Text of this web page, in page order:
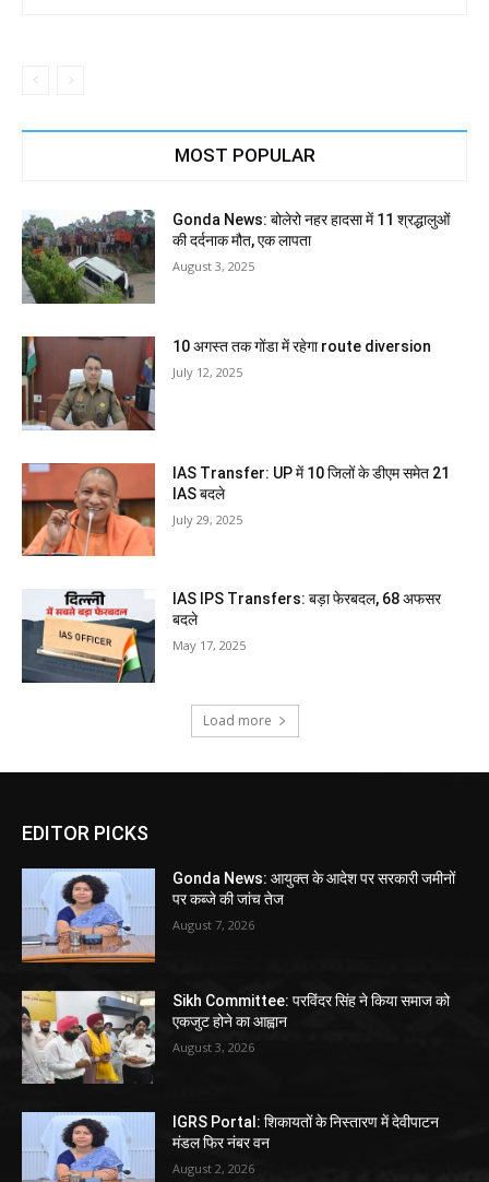
MOST POPULAR
Gonda News: बोलेरो नहर हादसा में 11 श्रद्धालुओं
की दर्दनाक मौत, एक लापता
August 3, 2025
10 अगस्त तक गोंडा में रहेगा route diversion
July 12, 2025
IAS Transfer: UP में 10 जिलों के डीएम समेत 21
IAS बदले
July 29, 2025
IAS IPS Transfers: बड़ा फेरबदल, 68 अफसर
बदले
May 17, 2025
Load more
EDITOR PICKS
Gonda News: आयुक्त के आदेश पर सरकारी जमीनों
पर कब्जे की जांच तेज
August 7, 2026
Sikh Committee: परविंदर सिंह ने किया समाज को
एकजुट होने का आह्वान
August 3, 2026
IGRS Portal: शिकायतों के निस्तारण में देवीपाटन
मंडल फिर नंबर वन
August 2, 2026